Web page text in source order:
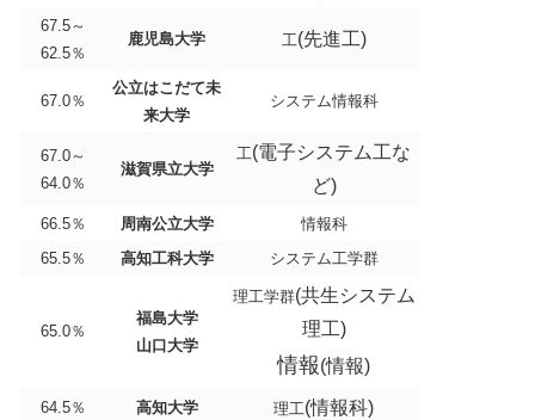
67.5～
62.5％
鹿児島大学 工(先進工)
67.0％
公立はこだて未
来大学
システム情報科
67.0～
64.0％
滋賀県立大学
工(電子システム工な
ど)
66.5％ 周南公立大学
情報科
65.5％
高知工科大学 システム工学群
65.0％
福島大学
山口大学
理工学群(共生システム
理工)
情報(情報)
64.5％ 高知大学 理工(情報科)